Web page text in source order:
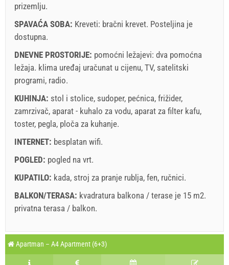
Uvjeti i odredbe dobavljača
Rezervirajte i čekajte na potvrdu
Ukoliko ne želite odmah rezervirati i imate još pitanja,
upišite ih ispod i kliknite ˝Pošalji upit˝.
prizemlju.
SPAVAĆA SOBA: Kreveti: bračni krevet. Posteljina je
dostupna.
DNEVNE PROSTORIJE: pomoćni ležajevi: dva pomoćna
ležaja. klima uređaj uračunat u cijenu, TV, satelitski
programi, radio.
KUHINJA: stol i stolice, sudoper, pećnica, frižider,
zamrzivač, aparat - kuhalo za vodu, aparat za filter kafu,
toster, pegla, ploča za kuhanje.
INTERNET: besplatan wifi.
POGLED: pogled na vrt.
KUPATILO: kada, stroj za pranje rublja, fen, ručnici.
BALKON/TERASA: kvadratura balkona / terase je 15 m2.
privatna terasa / balkon.
A3 Apartment (2+2) : Prices 2026 EUR
Legenda: termini s pozadinom su rezervirani
2026
Polja označena s zvijedicom (*) su obavezna!
Apartman – A4 Apartment (6+3)